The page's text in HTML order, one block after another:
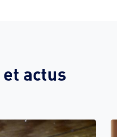
actus